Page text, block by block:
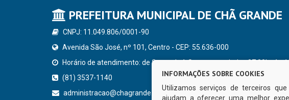
PREFEITURA MUNICIPAL DE CHÃ GRANDE
CNPJ: 11.049.806/0001-90
Avenida São José, nº 101, Centro - CEP: 55.636-000
Horário de atendimento: de Segunda à Sexta, a partir das 07:00hs às
(81) 3537-1140
administracao@chagrande.pe.gov.br
INFORMAÇÕES SOBRE COOKIES
Utilizamos serviços de terceiros
ajudam a oferecer uma melhor